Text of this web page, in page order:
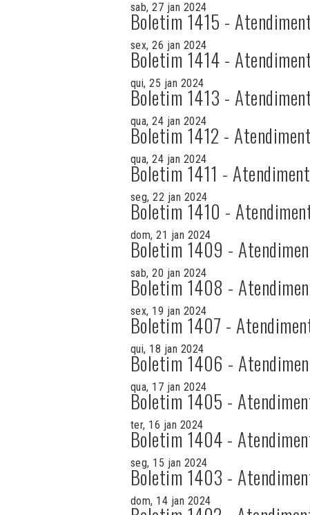
sab, 27 jan 2024
Boletim 1415 -
sex, 26 jan 2024
Boletim 1414 -
qui, 25 jan 2024
Boletim 1413 -
qua, 24 jan 2024
Boletim 1412 -
qua, 24 jan 2024
Boletim 1411 -
seg, 22 jan 2024
Boletim 1410 -
dom, 21 jan 2024
Boletim 1409 -
sab, 20 jan 2024
Boletim 1408 -
sex, 19 jan 2024
Boletim 1407 -
qui, 18 jan 2024
Boletim 1406 -
qua, 17 jan 2024
Boletim 1405 -
ter, 16 jan 2024
Boletim 1404 -
seg, 15 jan 2024
Boletim 1403 -
dom, 14 jan 2024